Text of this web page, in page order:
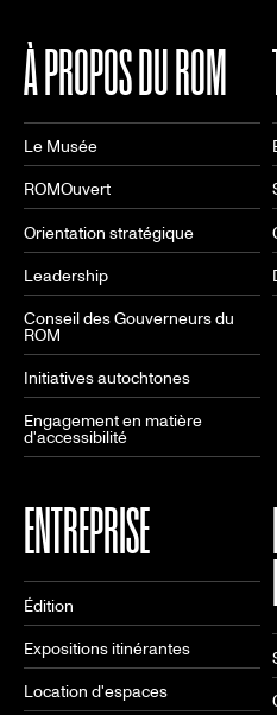
À PROPOS DU ROM
Le Musée
ROMOuvert
Orientation stratégique
Leadership
Conseil des Gouverneurs du
ROM
Initiatives autochtones
Engagement en matière
d'accessibilité
ENTREPRISE
Édition
Expositions itinérantes
Location d'espaces